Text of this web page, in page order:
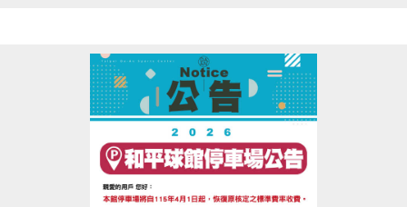
使用，報名登記後無法取消或更改。
115.2/9 全面開放報名